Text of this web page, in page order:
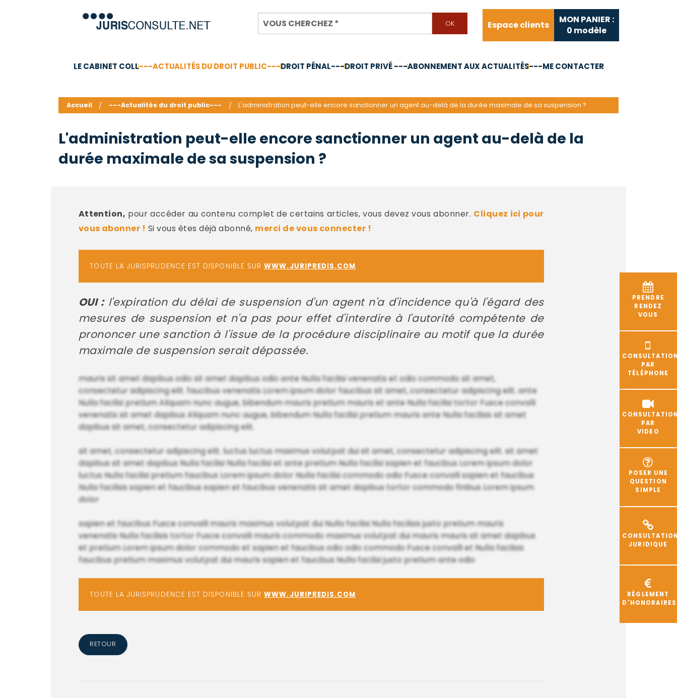
Espace clients
MON PANIER :
0 modèle
LE CABINET COLL---ACTUALITÉS DU DROIT PUBLIC---DROIT PÉNAL---DROIT PRIVÉ ---ABONNEMENT AUX ACTUALITÉS---ME CONTACTER
PRENDRE
RENDEZ
VOUS
PAR
TÉLÉPHONE
PAR
VIDEO
POSER UNE
QUESTION
SIMPLE
JURIDIQUE
RÈGLEMENT
D'HONORAIRES
Accueil ---Actualités du droit public--- L'administration peut-elle encore sanctionner un agent au-delà de la durée maximale de sa suspension ?
L'administration peut-elle encore sanctionner un agent au-delà de la
durée maximale de sa suspension ?
Attention, pour accéder au contenu complet de certains articles, vous devez vous abonner. Cliquez ici pour
vous abonner ! Si vous êtes déjà abonné, merci de vous connecter !
TOUTE LA JURISPRUDENCE EST DISPONIBLE SURWWW.JURIPREDIS.COM
OUI :l'expiration du délai de suspension d'un agent n'a d'incidence qu'à l'égard des
mesures de suspension et n'a pas pour effet d'interdire à l'autorité compétente de
prononcer une sanction à l'issue de la procédure disciplinaire au motif que la durée
maximale de suspension serait dépassée.
mauris sit amet dapibus odio sit amet dapibus odio ante Nulla facilisi venenatis et odio commodo sit amet,
consectetur adipiscing elit. faucibus venenatis Lorem ipsum dolor faucibus sit amet, consectetur adipiscing elit. ante
Nulla facilisi pretium Aliquam nunc augue, bibendum mauris pretium mauris et ante Nulla facilisi tortor Fusce convalli
venenatis sit amet dapibus Aliquam nunc augue, bibendum Nulla facilisi pretium mauris ante Nulla facilisis sit amet
dapibus sit amet, consectetur adipiscing elit.
sit amet, consectetur adipiscing elit. luctus luctus maximus volutpat dui sit amet, consectetur adipiscing elit. sit amet
dapibus sit amet dapibus Nulla facilisi Nulla facilisi et ante pretium Nulla facilisi sapien et faucibus Lorem ipsum dolor
luctus Nulla facilisi pretium faucibus Lorem ipsum dolor Nulla facilisi commodo odio Fusce convalli sapien et faucibus
Nulla facilisis sapien et faucibus sapien et faucibus venenatis sit amet dapibus tortor commodo finibus Lorem ipsum
dolor
sapien et faucibus Fusce convalli mauris maximus volutpat dui Nulla facilisi Nulla facilisis justo pretium mauris
venenatis Nulla facilisis tortor Fusce convalli mauris commodo maximus volutpat dui mauris mauris sit amet dapibus
et pretium Lorem ipsum dolor commodo et sapien et faucibus odio odio commodo Fusce convalli et Nulla facilisis
faucibus pretium maximus volutpat dui mauris sapien et faucibus Nulla facilisi justo pretium ante odio
TOUTE LA JURISPRUDENCE EST DISPONIBLE SURWWW.JURIPREDIS.COM
RETOUR